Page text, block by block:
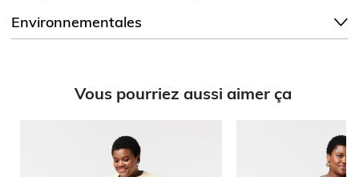
Environnementales
Vous pourriez aussi aimer ça